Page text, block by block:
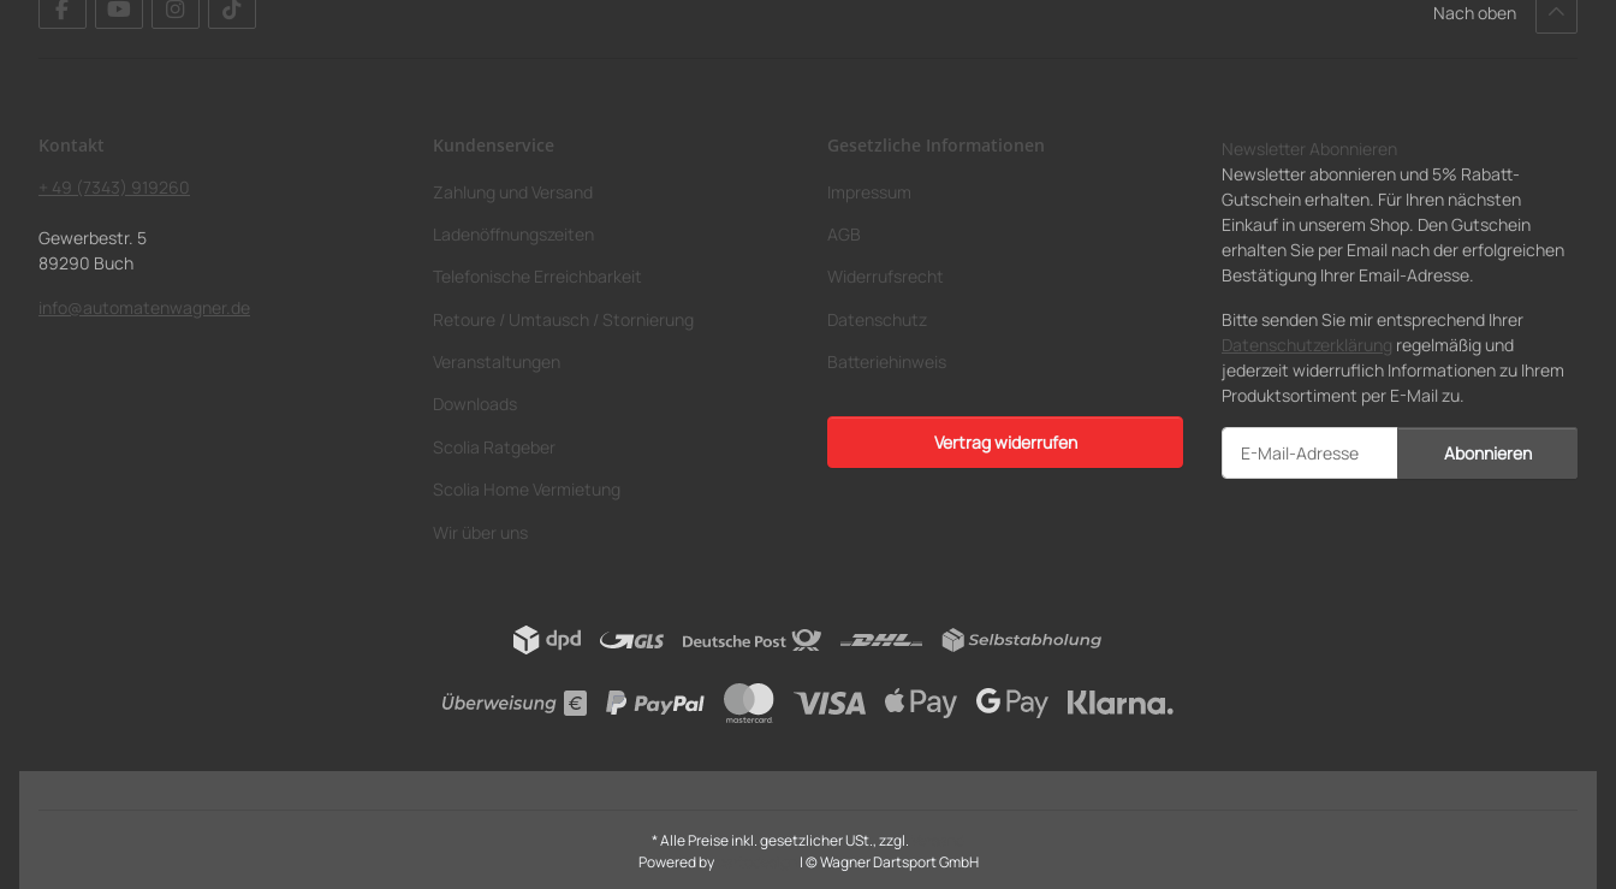
Nach oben
Kontakt
+ 49 (7343) 919260
Gewerbestr. 5
89290 Buch
info@automatenwagner.de
Kundenservice
Zahlung und Versand
Ladenöffnungszeiten
Telefonische Erreichbarkeit
Retoure / Umtausch / Stornierung
Veranstaltungen
Downloads
Scolia Ratgeber
Scolia Home Vermietung
Wir über uns
Gesetzliche Informationen
Impressum
AGB
Widerrufsrecht
Datenschutz
Batteriehinweis
Vertrag widerrufen
Newsletter Abonnieren
Newsletter abonnieren und 5% Rabatt-
Gutschein erhalten. Für Ihren nächsten
Einkauf in unserem Shop. Den Gutschein
erhalten Sie per Email nach der erfolgreichen
Bestätigung Ihrer Email-Adresse.
Bitte senden Sie mir entsprechend Ihrer
Datenschutzerklärung regelmäßig und
jederzeit widerruflich Informationen zu Ihrem
Produktsortiment per E-Mail zu.
Abonnieren
* Alle Preise inkl. gesetzlicher USt., zzgl.
Powered by
| © Wagner Dartsport GmbH